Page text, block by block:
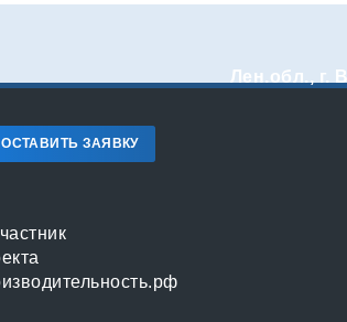
Лен.обл., г.
ОСТАВИТЬ ЗАЯВКУ